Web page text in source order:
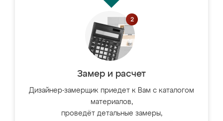
Замер и расчет
Дизайнер-замерщик приедет к Вам с каталогом
материалов,
проведёт детальные замеры,